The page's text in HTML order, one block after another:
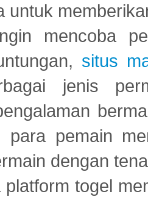
untuk
mencoba
situs
jenis
para pemain
dengan
togel